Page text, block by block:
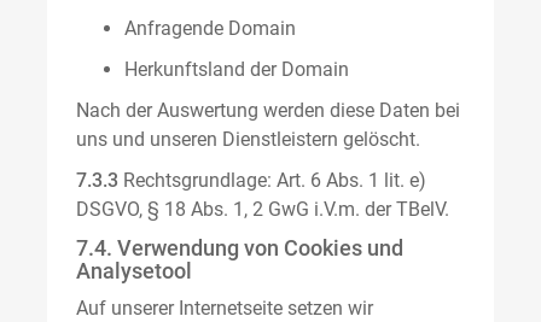
Anfragende Domain
Herkunftsland der Domain
Nach der Auswertung werden diese Daten bei
uns und unseren Dienstleistern gelöscht.
7.3.3 Rechtsgrundlage: Art. 6 Abs. 1 lit. e)
DSGVO, § 18 Abs. 1, 2 GwG i.V.m. der TBelV.
7.4. Verwendung von Cookies und
Analysetool
Auf unserer Internetseite setzen wir